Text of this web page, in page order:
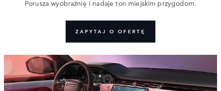
Porusza wyobraźnię i nadaje ton miejskim przygodom.
ZAPYTAJ O OFERTĘ